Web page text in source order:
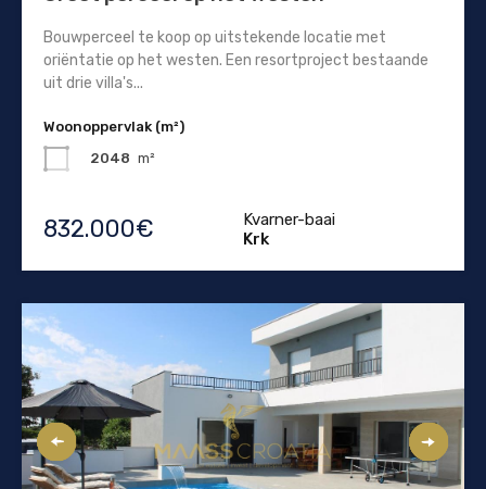
Bouwperceel te koop op uitstekende locatie met
oriëntatie op het westen. Een resortproject bestaande
uit drie villa's...
Woonoppervlak (m²)
2048 m²
832.000€
Kvarner-baai
Krk